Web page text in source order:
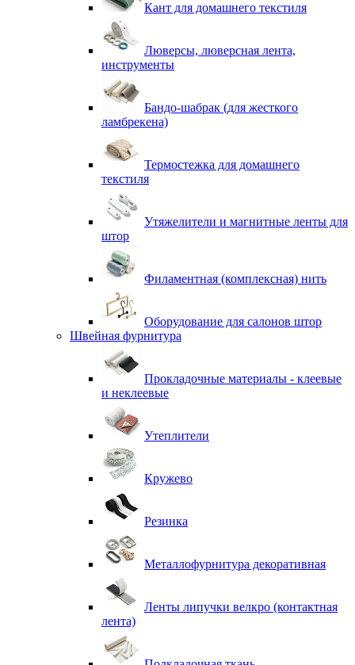
Кант для домашнего текстиля
Люверсы, люверсная лента,
инструменты
Бандо-шабрак (для жесткого
ламбрекена)
Термостежка для домашнего
текстиля
Утяжелители и магнитные ленты для
штор
Филаментная (комплексная) нить
Оборудование для салонов штор
Швейная фурнитура
Прокладочные материалы - клеевые
и неклеевые
Утеплители
Кружево
Резинка
Металлофурнитура декоративная
Ленты липучки велкро (контактная
лента)